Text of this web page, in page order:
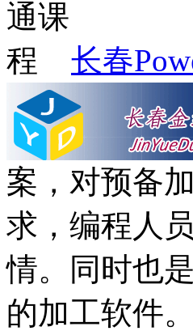
长春
案，对预备
求，编程人
情。同时也
的加工软件